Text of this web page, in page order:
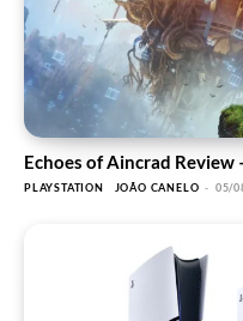
Echoes of Aincrad Review
PLAYSTATION JOÃO CANELO - 05/